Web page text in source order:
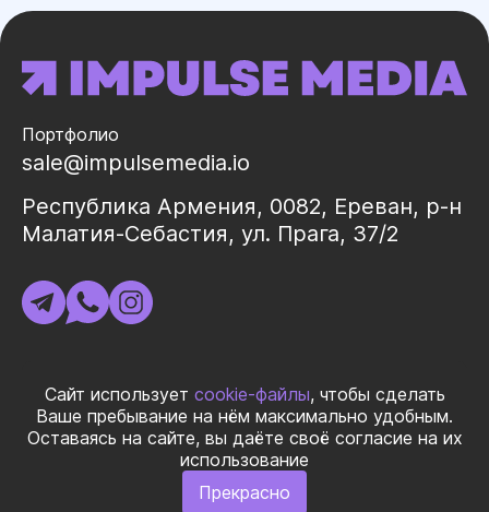
Портфолио
sale@impulsemedia.io
Республика Армения, 0082, Ереван, р-н
Малатия-Себастия, ул. Прага, 37/2
© 2026 ООО «ИМПУЛЬС МЕДИА ГЛОБАЛ» Все права
Правила использования материалов
Сайт использует cookie-файлы, чтобы сделать
Ваше пребывание на нём максимально удобным.
Оставаясь на сайте, вы даёте своё согласие на их
использование
Прекрасно